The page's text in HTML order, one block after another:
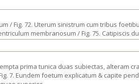
/ Fig. 72. Uterum sinistrum cum tribus
membranosum / Fig. 75. Catipiscis
prima tunica duas subiectas, alteram
7. Eundem foetum explicatum & capite